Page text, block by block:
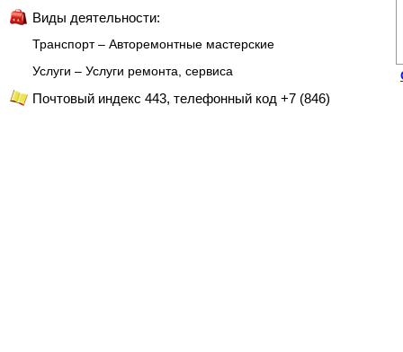
Виды деятельности:
Транспорт – Авторемонтные мастерские
Услуги – Услуги ремонта, сервиса
Почтовый индекс 443, телефонный код +7 (846)